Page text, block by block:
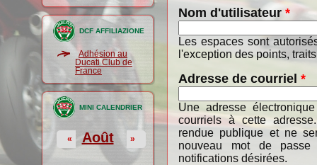
DCF AFFILIAZIONE
Adhésion au
Ducati Club de
France
MINI CALENDRIER
Août
« »
Nom d'utilisateur *
Les espaces sont
l'exception des points,
Adresse de courriel *
Une adresse
courriels à cette
rendue publique et ne
nouveau mot de
notifications désirées.